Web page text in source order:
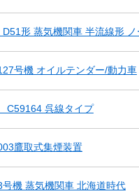
形 蒸気機関車 半流線形
号機 オイルテンダー/動力車
呉線タイプ
鷹取式集煙装置
号機 蒸気機関車 北海道時代